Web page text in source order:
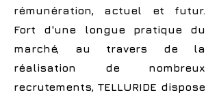
rémunération, actuel et futur.
Fort d'une longue pratique du
marché, au travers de la
réalisation de nombreux
recrutements, TELLURIDE dispose